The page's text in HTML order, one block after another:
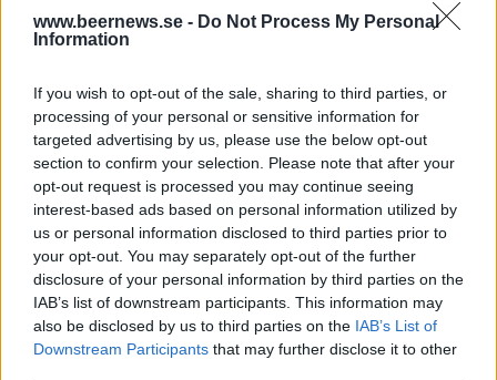
www.beernews.se - Do Not Process My Personal
Information
If you wish to opt-out of the sale, sharing to third parties, or
processing of your personal or sensitive information for
targeted advertising by us, please use the below opt-out
section to confirm your selection. Please note that after your
opt-out request is processed you may continue seeing
interest-based ads based on personal information utilized by
us or personal information disclosed to third parties prior to
your opt-out. You may separately opt-out of the further
disclosure of your personal information by third parties on the
IAB’s list of downstream participants. This information may
also be disclosed by us to third parties on the IAB’s List of
Downstream Participants that may further disclose it to other
chansen att brygga öl och att fylla två vinfat,
berättar han.
Bryggeri, men nu ska det ta mer fart. Paret har flyttat
från Halmstad till Båstad och där hyr de nu en lokal.
Arbetet med den håller på att bli klart och sedan ska
det bryggas.